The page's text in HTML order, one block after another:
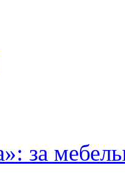
за